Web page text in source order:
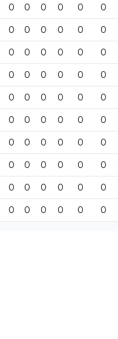
0 0 0 0 0 0
0 0 0 0 0 0
0 0 0 0 0 0
0 0 0 0 0 0
0 0 0 0 0 0
0 0 0 0 0 0
0 0 0 0 0 0
0 0 0 0 0 0
0 0 0 0 0 0
0 0 0 0 0 0